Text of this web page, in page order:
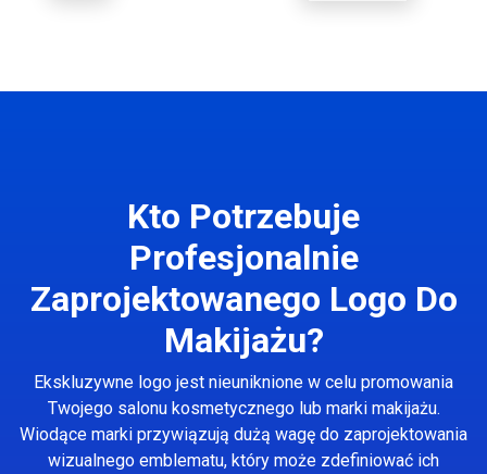
Kto Potrzebuje
Profesjonalnie
Zaprojektowanego Logo Do
Makijażu?
Ekskluzywne logo jest nieuniknione w celu promowania
Twojego salonu kosmetycznego lub marki makijażu.
Wiodące marki przywiązują dużą wagę do zaprojektowania
wizualnego emblematu, który może zdefiniować ich